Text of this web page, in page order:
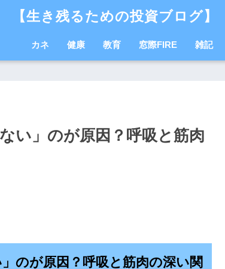
【生き残るための投資ブログ】
カネ 健康 教育 窓際FIRE 雑記
い」のが原因？呼吸と筋肉
のが原因？呼吸と筋肉の深い関